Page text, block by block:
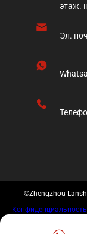
этаж.
Эл.
©Zhengzhou
Конфиденциальность